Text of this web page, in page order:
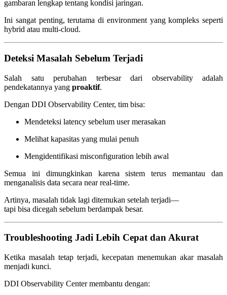
gambaran lengkap tentang kondisi jaringan.
Ini sangat penting, terutama di environment yang kompleks seperti
hybrid atau multi-cloud.
Deteksi Masalah Sebelum Terjadi
Salah satu perubahan terbesar dari observability adalah
pendekatannya yang proaktif.
Dengan DDI Observability Center, tim bisa:
Mendeteksi latency sebelum user merasakan
Melihat kapasitas yang mulai penuh
Mengidentifikasi misconfiguration lebih awal
Semua ini dimungkinkan karena sistem terus memantau dan
menganalisis data secara near real-time.
Artinya, masalah tidak lagi ditemukan setelah terjadi—
tapi bisa dicegah sebelum berdampak besar.
Troubleshooting Jadi Lebih Cepat dan Akurat
Ketika masalah tetap terjadi, kecepatan menemukan akar masalah
menjadi kunci.
DDI Observability Center membantu dengan: